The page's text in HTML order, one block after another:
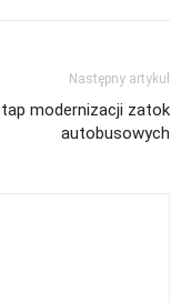
Następny artykuł
modernizacji zatok
autobusowych